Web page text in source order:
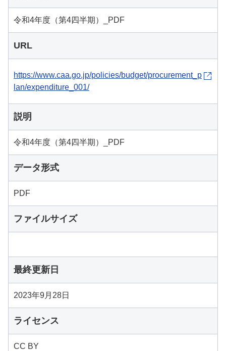
令和4年度（第4四半期）_PDF
URL
https://www.caa.go.jp/policies/budget/procurement_p
lan/expenditure_001/
説明
令和4年度（第4四半期）_PDF
データ形式
PDF
ファイルサイズ
最終更新日
2023年9月28日
ライセンス
CC BY